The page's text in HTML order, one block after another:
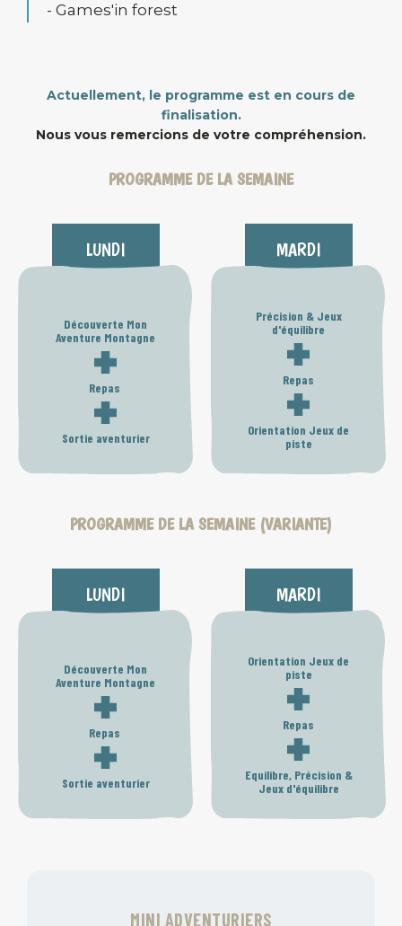
- Games'in forest
Actuellement, le programme est en cours de
finalisation.
Nous vous remercions de votre compréhension.
PROGRAMME DE LA SEMAINE
LUNDI
Découverte Mon
Aventure Montagne
Repas
Sortie aventurier
MARDI
Précision & Jeux
d'équilibre
Repas
Orientation Jeux de
piste
PROGRAMME DE LA SEMAINE (VARIANTE)
LUNDI
Découverte Mon
Aventure Montagne
Repas
Sortie aventurier
MARDI
Orientation Jeux de
piste
Repas
Equilibre, Précision &
Jeux d'équilibre
MINI ADVENTURIERS